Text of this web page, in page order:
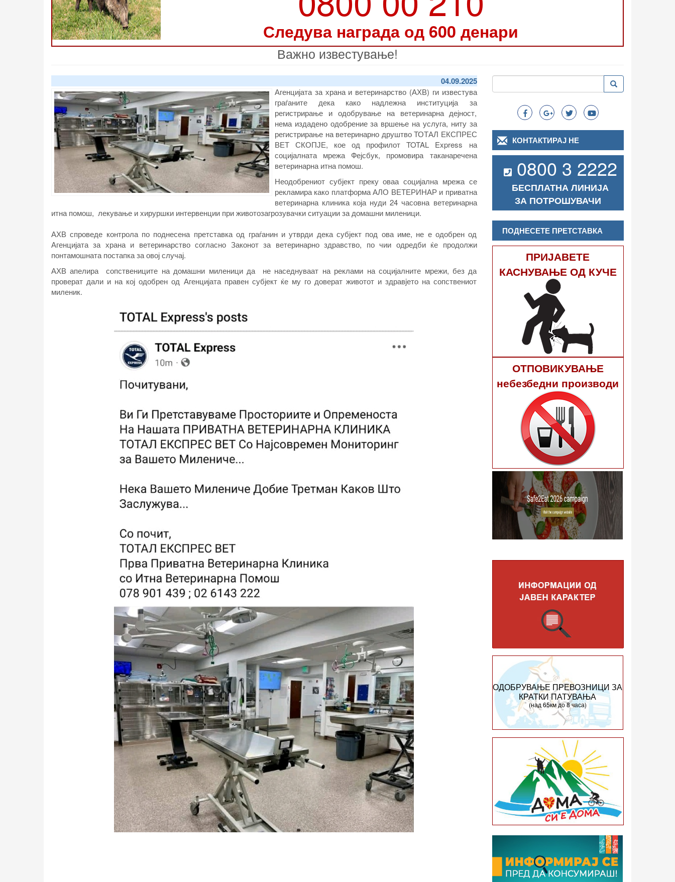
Следува награда од 600 денари
Важно известување!
04.09.2025
Агенцијата за храна и ветеринарство (АХВ) ги известува
граѓаните дека како надлежна институција за
регистрирање и одобрување на ветеринарна дејност,
нема издадено одoбрение за вршење на услуга, ниту за
регистрирање на ветеринарно друштво ТОТАЛ ЕКСПРЕС
ВЕТ СКОПЈЕ, кое од профилот TOTAL Express на
социјалната мрежа Фејсбук, промовира таканаречена
ветеринарна итна помош.
Неодобрениот субјект преку оваа социјална мрежа се
рекламира како платформа АЛО ВЕТЕРИНАР и приватна
ветеринарна клиника која нуди 24 часовна ветеринарна
итна помош, лекување и хируршки интервенции при животозагрозувачки ситуации за домашни миленици.
АХВ спроведе контрола по поднесена претставка од граѓанин и утврди дека субјект под ова име, не е одобрен од
Агенцијата за храна и ветеринарство согласно Законот за ветеринарно здравство, по чии одредби ќе продолжи
понтамошната постапка за овој случај.
АХВ апелира сопствениците на домашни миленици да не наседнуваат на реклами на социјалните мрежи, без да
проверат дали и на кој одобрен од Агенцијата правен субјект ќе му го доверат животот и здравjето на сопствениот
миленик.
Search
Пребарување Пребарување
КОНТАКТИРАЈ НЕ
0800 3 2222
БЕСПЛАТНА ЛИНИЈА
ЗА ПОТРОШУВАЧИ
ПОДНЕСЕТЕ ПРЕТСТАВКА
ПРИЈАВЕТЕ
КАСНУВАЊЕ ОД КУЧЕ
ОТПОВИКУВАЊЕ
небезбедни производи
ОДОБРУВАЊЕ ПРЕВОЗНИЦИ ЗА
КРАТКИ ПАТУВАЊА
(над 65км до 8 часа)